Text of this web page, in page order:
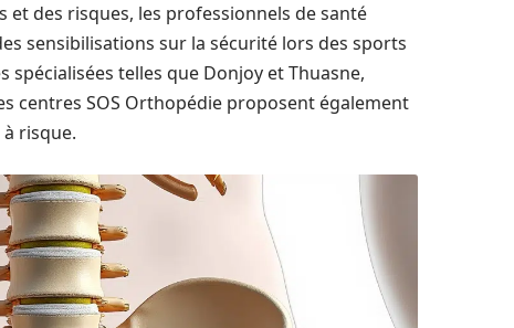
des risques, les professionnels de santé
sensibilisations sur la sécurité lors des sports
spécialisées telles que Donjoy et Thuasne,
centres SOS Orthopédie proposent également
risque.